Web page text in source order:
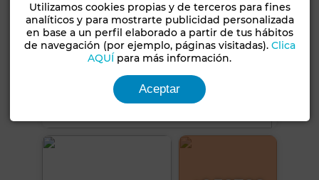
Utilizamos cookies propias y de terceros para fines
analíticos y para mostrarte publicidad personalizada
en base a un perfil elaborado a partir de tus hábitos
de navegación (por ejemplo, páginas visitadas). Clica
AQUÍ para más información.
Aceptar